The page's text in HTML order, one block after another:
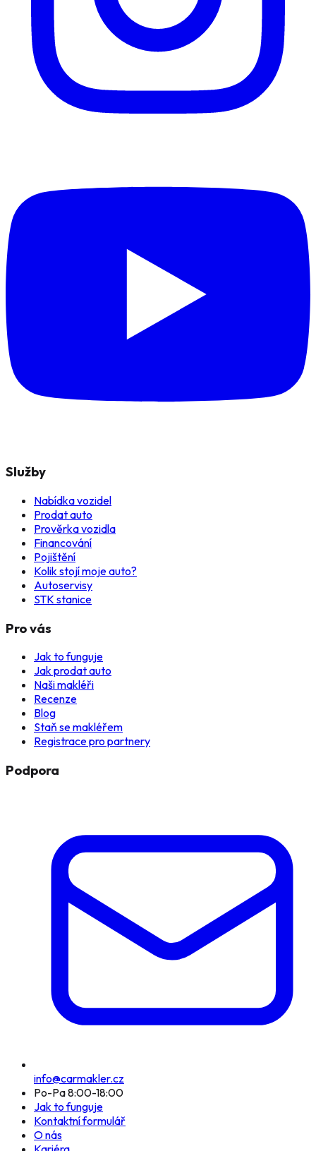
Služby
Nabídka vozidel
Prodat auto
Prověrka vozidla
Financování
Pojištění
Kolik stojí moje auto?
Autoservisy
STK stanice
Pro vás
Jak to funguje
Jak prodat auto
Naši makléři
Recenze
Blog
Staň se makléřem
Registrace pro partnery
Podpora
info@carmakler.cz
Po-Pa 8:00-18:00
Jak to funguje
Kontaktní formulář
O nás